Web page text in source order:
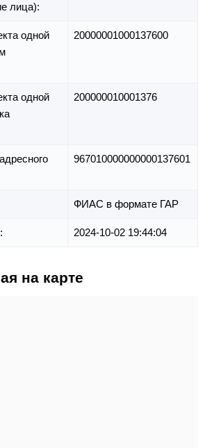
лица):
одной
20000001000137600
одной
200000010001376
967010000000000137601
ФИАС в формате ГАР
2024-10-02 19:44:04
на карте